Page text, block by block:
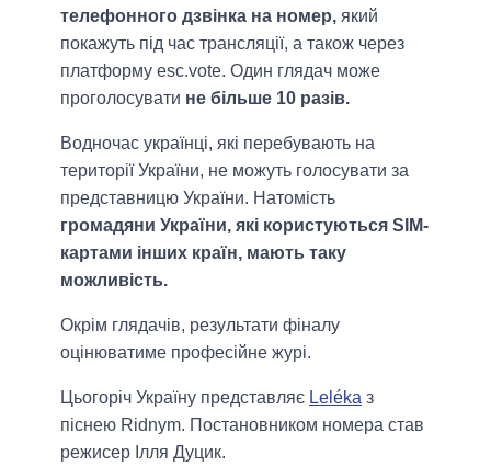
телефонного дзвінка на номер, який
покажуть під час трансляції, а також через
платформу esc.vote. Один глядач може
проголосувати не більше 10 разів.
Водночас українці, які перебувають на
території України, не можуть голосувати за
представницю України. Натомість
громадяни України, які користуються SIM-
картами інших країн, мають таку
можливість.
Окрім глядачів, результати фіналу
оцінюватиме професійне журі.
Цьогоріч Україну представляє Leléka з
піснею Ridnym. Постановником номера став
режисер Ілля Дуцик.